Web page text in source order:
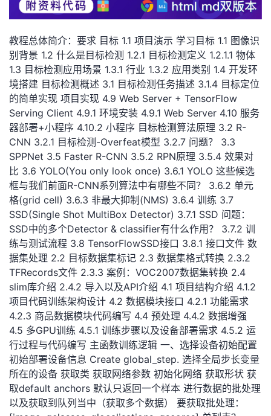
的
博
客
我
的
论
坛
我
的
圈
子
我
的
直
播
我
的
活
动
我
的
关
注
我
的
开
发
者
学
堂
我
的
我
我
的
Programs
我
的
支
持
我
的
技
我
的
教程总体简介：要求 目标 1.1 项目演示 学习目标 1.1 图像识
别背景 1.2 什么是目标检测 1.2.1 目标检测定义 1.2.1.1 物体
1.3 目标检测应用场景 1.3.1 行业 1.3.2 应用类别 1.4 开发环
境搭建 目标检测概述 3.1 目标检测任务描述 3.1.4 目标定位
的简单实现 项目实现 4.9 Web Server + TensorFlow
Serving Client 4.9.1 环境安装 4.9.1 Web Server 4.10 服务
器部署+小程序 4.10.2 小程序 目标检测算法原理 3.2 R-
CNN 3.2.1 目标检测-Overfeat模型 3.2.7 问题？ 3.3
SPPNet 3.5 Faster R-CNN 3.5.2 RPN原理 3.5.4 效果对
比 3.6 YOLO(You only look once) 3.6.1 YOLO 这些候选
框与我们前面R-CNN系列算法中有哪些不同？ 3.6.2 单元
格(grid cell) 3.6.3 非最大抑制(NMS) 3.6.4 训练 3.7
SSD(Single Shot MultiBox Detector) 3.7.1 SSD 问题：
SSD中的多个Detector & classifier有什么作用？ 3.7.2 训
练与测试流程 3.8 TensorFlowSSD接口 3.8.1 接口文件 数
据集处理 2.2 目标数据集标记 2.3 数据集格式转换 2.3.2
TFRecords文件 2.3.3 案例：VOC2007数据集转换 2.4
slim库介绍 2.4.2 导入以及API介绍 4.1 项目结构介绍 4.1.2
项目代码训练架构设计 4.2 数据模块接口 4.2.1 功能需求
4.2.3 商品数据模块代码编写 4.4 预处理 4.4.2 数据增强
4.5 多GPU训练 4.5.1 训练步骤以及设备部署需求 4.5.2 运
行过程与代码编写 主函数训练逻辑 一、选择设备初始配置
初始部署设备信息 Create global_step. 选择全局步长变量
所在的设备 获取类 获取网络参数 初始化网络 获取形状 获
取default anchors 默认只返回一个样本 进行数据的批处理
以及获取到队列当中（获取多个数据） 要获取批处理：